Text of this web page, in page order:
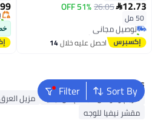
12.73
26.05
51% OFF
50 ملأقل سعر في 7 يوم
توصيل مجاني
تم بيع +230 مؤخرًا
احصل عليه خلال14
Sort By
FilterPopular Searches
كريم و لوشن الجسم من نيفيا مزيل
مقشر نيفيا للوجه